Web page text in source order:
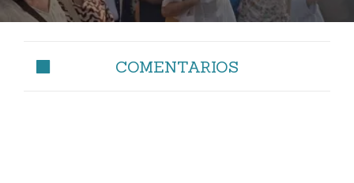
COMENTARIOS